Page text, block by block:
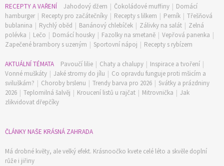
RECEPTY A VAŘENÍ Jahodový džem | Čokoládové muffiny | Domácí
hamburger | Recepty pro začátečníky | Recepty s lilkem | Perník | Třešňová
bublanina | Rychlý oběd | Banánový chlebíček | Zálivky na salát | Zelná
polévka | Lečo | Domácí housky | Fazolky na smetaně | Vepřová panenka |
Zapečené brambory s uzeným | Sportovní nápoj | Recepty s rybízem
AKTUÁLNÍ TÉMATA Pavoučí lilie | Chaty a chalupy | Inspirace a tvoření |
Vonné muškáty | Jaké stromy do jílu | Co opravdu funguje proti mšicím a
sviluškám? | Choroby brslenu | Trendy barva pro 2026 | Svátky a prázdniny
2026 | Teplomilná šalvěj | Kroucení listů u rajčat | Mitrovnička | Jak
zlikvidovat dřepčíky
ČLÁNKY NAŠE KRÁSNÁ ZAHRADA
Má drobné květy, ale velký efekt. Krásnoočko kvete celé léto a skvěle doplní
růže i jiřiny